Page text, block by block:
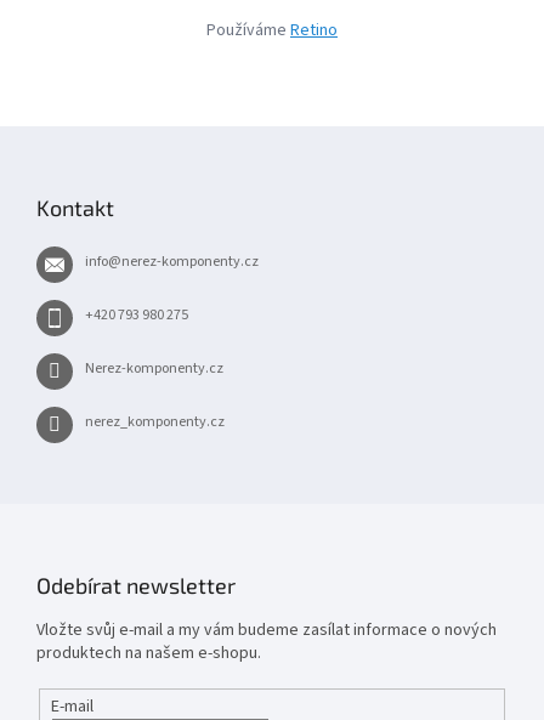
Používáme Retino
Kontakt
info@nerez-komponenty.cz
+420 793 980 275
Nerez-komponenty.cz
nerez_komponenty.cz
Odebírat newsletter
Vložte svůj e-mail a my vám budeme zasílat informace o nových
produktech na našem e-shopu.
E-mail